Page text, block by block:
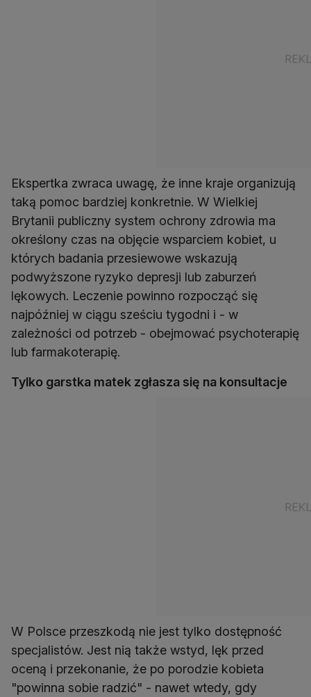
Ekspertka zwraca uwagę, że inne kraje organizują
taką pomoc bardziej konkretnie. W Wielkiej
Brytanii publiczny system ochrony zdrowia ma
określony czas na objęcie wsparciem kobiet, u
których badania przesiewowe wskazują
podwyższone ryzyko depresji lub zaburzeń
lękowych. Leczenie powinno rozpocząć się
najpóźniej w ciągu sześciu tygodni i - w
zależności od potrzeb - obejmować psychoterapię
lub farmakoterapię.
Tylko garstka matek zgłasza się na konsultacje
W Polsce przeszkodą nie jest tylko dostępność
specjalistów. Jest nią także wstyd, lęk przed
oceną i przekonanie, że po porodzie kobieta
"powinna sobie radzić" - nawet wtedy, gdy